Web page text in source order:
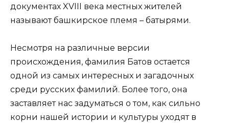
документах XVIII века местных жителей
называют башкирское племя – батырями.
Несмотря на различные версии
происхождения, фамилия Батов остается
одной из самых интересных и загадочных
среди русских фамилий. Более того, она
заставляет нас задуматься о том, как сильно
корни нашей истории и культуры уходят в